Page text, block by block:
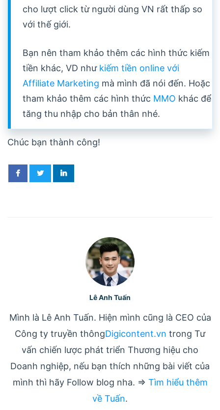
cho lượt click từ người dùng VN rất thấp so
với thế giới.
Bạn nên tham khảo thêm các hình thức kiếm
tiền khác, VD như kiếm tiền online với
Affiliate Marketing mà mình đã nói đến. Hoặc
tham khảo thêm các hình thức MMO khác để
tăng thu nhập cho bản thân nhé.
Chúc bạn thành công!
Lê Anh Tuấn
Mình là Lê Anh Tuấn. Hiện mình cũng là CEO của
Công ty truyền thôngDigicontent.vn trong Tư
vấn chiến lược phát triển Thương hiệu cho
Doanh nghiệp, nếu bạn thích những bài viết của
mình thì hãy Follow blog nha. => Tìm hiểu thêm
về Tuấn.